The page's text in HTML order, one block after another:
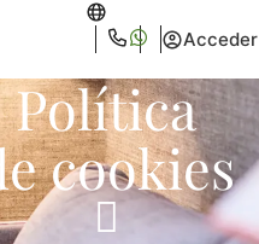
Acceder
Política
cookies